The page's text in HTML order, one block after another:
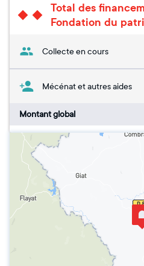
Total des
Fondation du
Collecte en cours
Mécénat et autres aides
Montant global